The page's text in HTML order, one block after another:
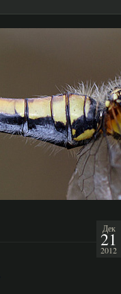
Дек
21
2012